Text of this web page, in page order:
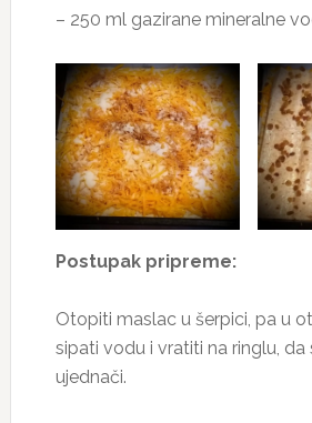
– 250 ml gazirane mineralne
Postupak pripreme:
Otopiti maslac u šerpici, pa u
sipati vodu i vratiti na ringlu, da
ujednači.